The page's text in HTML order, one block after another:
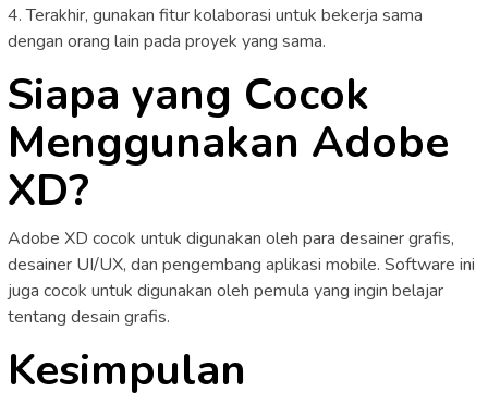
4. Terakhir, gunakan fitur kolaborasi untuk bekerja sama
dengan orang lain pada proyek yang sama.
Siapa yang Cocok
Menggunakan Adobe
XD?
Adobe XD cocok untuk digunakan oleh para desainer grafis,
desainer UI/UX, dan pengembang aplikasi mobile. Software ini
juga cocok untuk digunakan oleh pemula yang ingin belajar
tentang desain grafis.
Kesimpulan